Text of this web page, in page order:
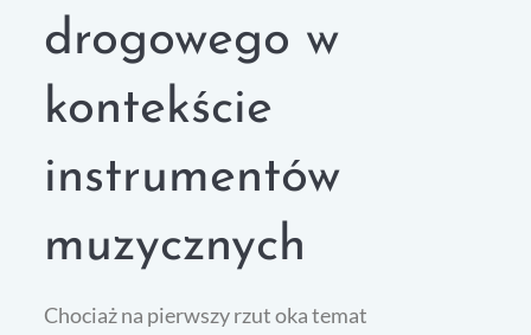
drogowego w
kontekście
instrumentów
muzycznych
Chociaż na pierwszy rzut oka temat